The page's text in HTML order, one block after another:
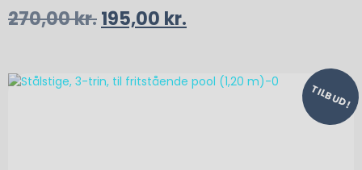
270,00kr.195,00 kr.
TILBUD!